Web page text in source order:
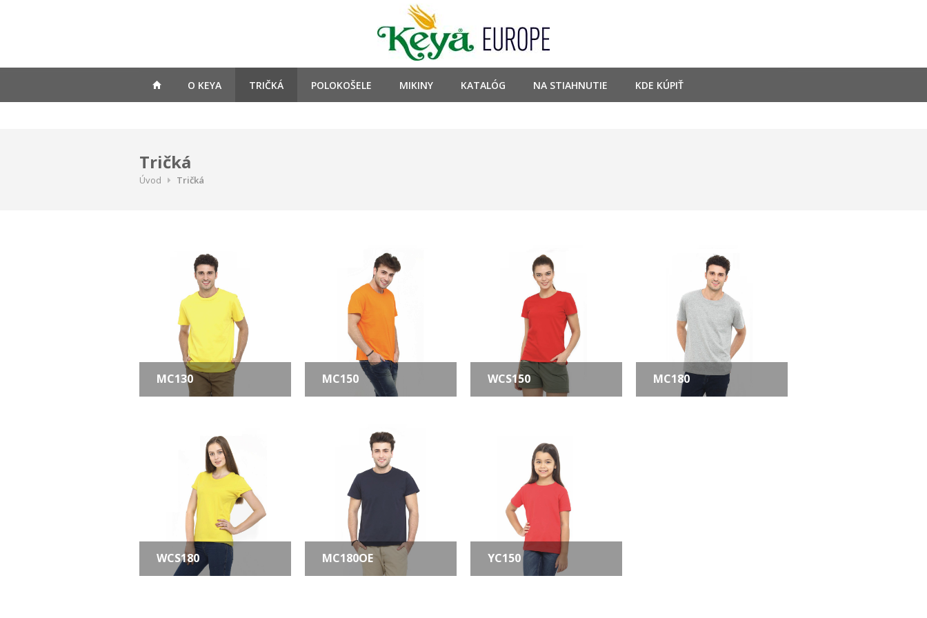
O KEYA TRIČKÁ POLOKOŠELE MIKINY KATALÓG NA STIAHNUTIE KDE KÚPIŤ
Tričká
Úvod Tričká
MC130 MC150 WCS150 MC180
WCS180 MC180OE YC150